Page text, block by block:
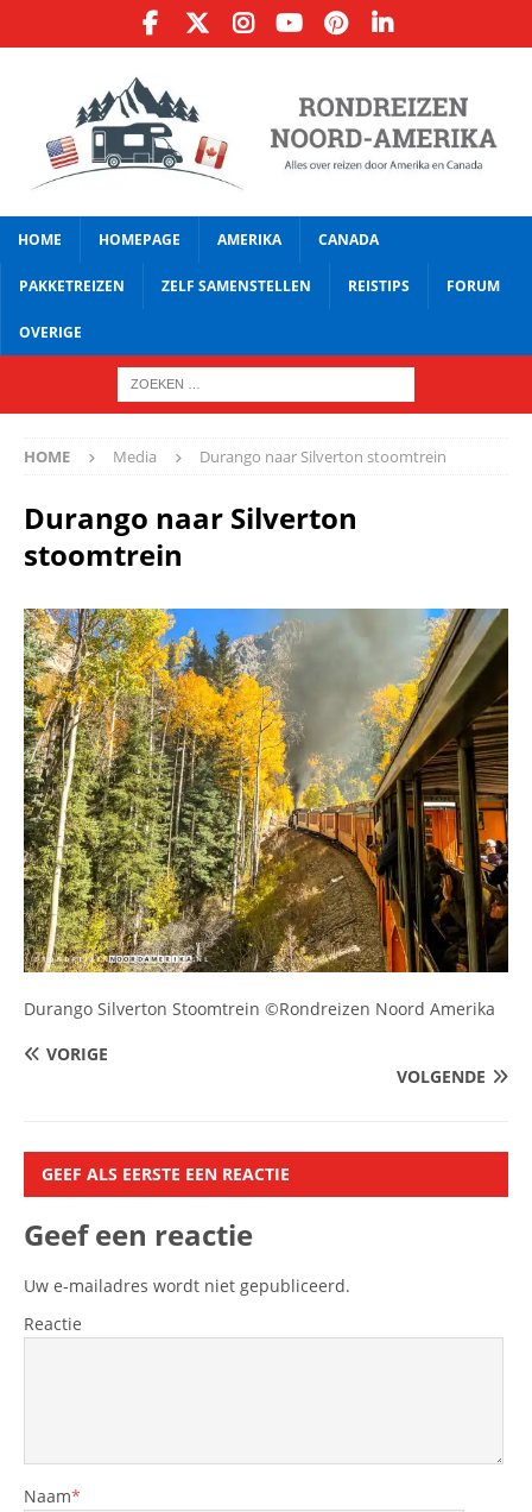
HOME HOMEPAGE AMERIKA CANADA
PAKKETREIZEN ZELF SAMENSTELLEN REISTIPS FORUM
OVERIGE
HOME Media Durango naar Silverton stoomtrein
Durango naar Silverton
stoomtrein
Durango Silverton Stoomtrein ©Rondreizen Noord Amerika
VORIGE
VOLGENDE
GEEF ALS EERSTE EEN REACTIE
Geef een reactie
Uw e-mailadres wordt niet gepubliceerd.
Reactie
Naam*